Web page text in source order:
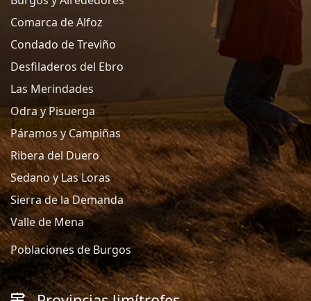
Comarca de Alfoz
Condado de Treviño
Desfiladeros del Ebro
Las Merindades
Odra y Pisuerga
Páramos y Campiñas
Ribera del Duero
Sedano y Las Loras
Sierra de la Demanda
Valle de Mena
Poblaciones de Burgos